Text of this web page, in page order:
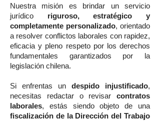
Nuestra misión es brindar un servicio
jurídico riguroso, estratégico y
completamente personalizado, orientado
a resolver conflictos laborales con rapidez,
eficacia y pleno respeto por los derechos
fundamentales garantizados por la
legislación chilena.
Si enfrentas un despido injustificado,
necesitas redactar o revisar contratos
laborales, estás siendo objeto de una
fiscalización de la Dirección del Trabajo